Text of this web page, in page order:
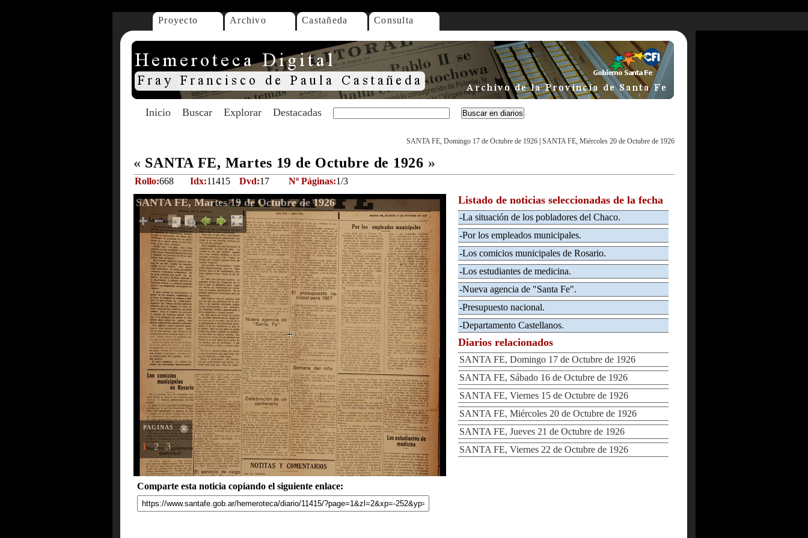
Proyecto Archivo Castañeda Consulta
Inicio Buscar Explorar Destacadas
SANTA FE, Domingo 17 de Octubre de 1926 SANTA FE, Miércoles 20 de Octubre de 1926
« SANTA FE, Martes 19 de Octubre de 1926 »
Rollo:668 Idx:11415 Dvd:17 Nº Páginas:1/3
SANTA FE, Martes 19 de Octubre de 1926
PAGINAS
1 2 3
Comparte esta noticia copiando el siguiente enlace:
Listado de noticias seleccionadas de la fecha
-La situación de los pobladores del Chaco.
-Por los empleados municipales.
-Los comicios municipales de Rosario.
-Los estudiantes de medicina.
-Nueva agencia de "Santa Fe".
-Presupuesto nacional.
-Departamento Castellanos.
Diarios relacionados
SANTA FE, Domingo 17 de Octubre de 1926
SANTA FE, Sábado 16 de Octubre de 1926
SANTA FE, Viernes 15 de Octubre de 1926
SANTA FE, Miércoles 20 de Octubre de 1926
SANTA FE, Jueves 21 de Octubre de 1926
SANTA FE, Viernes 22 de Octubre de 1926